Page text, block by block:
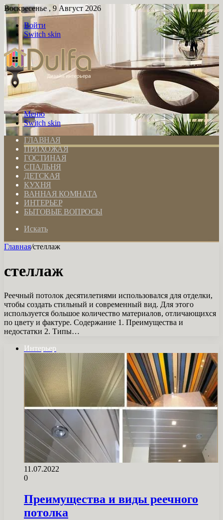
Воскресенье , 9 Август 2026
Войти
Switch skin
Меню
Switch skin
ГЛАВНАЯ
ПРИХОЖАЯ
ГОСТИНАЯ
СПАЛЬНЯ
ДЕТСКАЯ
КУХНЯ
ВАННАЯ КОМНАТА
ИНТЕРЬЕР
БЫТОВЫЕ ВОПРОСЫ
Искать
Главная/стеллаж
стеллаж
Реечный потолок десятилетиями использовался для отделки,
чтобы создать стильный и современный вид. Для этого
используется большое количество материалов, отличающихся
по цвету и фактуре. Содержание 1. Преимущества и
недостатки 2. Типы…
Интерьер
11.07.2022
0
Преимущества и виды реечного
потолка